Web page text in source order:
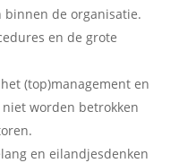
binnen de organisatie.
en de grote
(top)management en
worden betrokken
en eilandjesdenken